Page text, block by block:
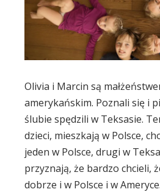
Olivia i Marcin są
amerykańskim. Poznali się i
ślubie spędzili w Teksasie.
dzieci, mieszkają w Polsce,
jeden w Polsce, drugi w
przyznają, że bardzo chcieli,
dobrze i w Polsce i w